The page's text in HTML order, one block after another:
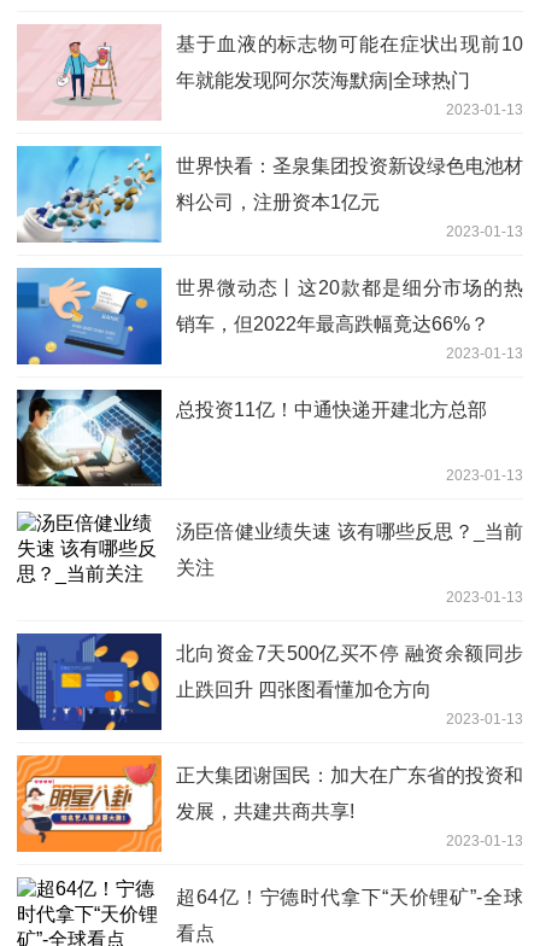
基于血液的标志物可能在症状出现前10
年就能发现阿尔茨海默病|全球热门
2023-01-13
世界快看：圣泉集团投资新设绿色电池材
料公司，注册资本1亿元
2023-01-13
世界微动态丨这20款都是细分市场的热
销车，但2022年最高跌幅竟达66%？
2023-01-13
总投资11亿！中通快递开建北方总部
2023-01-13
汤臣倍健业绩失速 该有哪些反思？_当前
关注
2023-01-13
北向资金7天500亿买不停 融资余额同步
止跌回升 四张图看懂加仓方向
2023-01-13
正大集团谢国民：加大在广东省的投资和
发展，共建共商共享!
2023-01-13
超64亿！宁德时代拿下“天价锂矿”-全球
看点